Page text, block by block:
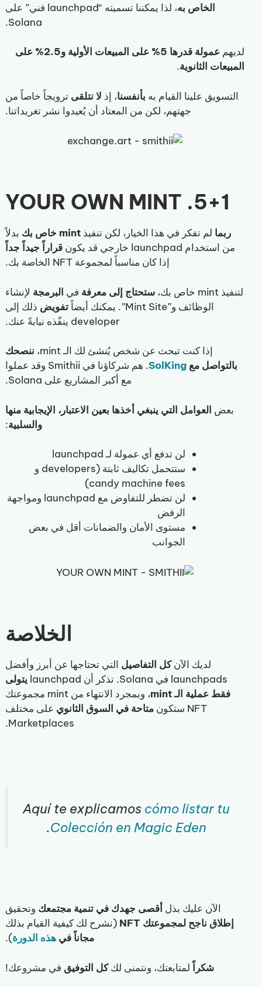
الخاص به
، لذا يمكننا تسميته “launchpad فني” على
Solana.
لديهم
عمولة قدرها 5% على المبيعات الأولية و2.5% على
المبيعات الثانوية.
التسويق علينا القيام به بأنفسنا، إذ لا نتلقى ترويجاً خاصاً من
جهتهم، لكن من المعتاد أن يُعيدوا نشر تغريداتنا.
5+1. YOUR OWN MINT
ربما لم تفكر في هذا الخيار، لكن تنفيذ mint خاص بك
بدلاً
من استخدام launchpad خارجي قد يكون
قراراً جيداً جداً
إذا كان مناسباً لمجموعة NFT الخاصة بك.
لتنفيذ mint خاص بك، ستحتاج إلى معرفة في البرمجة لإنشاء
الوظائف و”Mint Site”. يمكنك أيضاً
تفويض ذلك إلى
developer ينفّذه نيابةً عنك.
إذا كنت تبحث عن شخص يُنشئ لك الـ mint،
ننصحك
بالتواصل مع SolKing
. هم شركاؤنا في Smithii وقد عملوا
مع أكبر المشاريع على Solana.
بعض العوامل التي ينبغي أخذها بعين الاعتبار، الإيجابية منها
والسلبية:
لن تدفع أي عمولة لـ launchpad
ستتحمل تكاليف ثابتة (developers و
candy machine fees)
لن تضطر للتفاوض مع launchpad ومواجهة
الرفض
مستوى الأمان والضمانات أقل في بعض
الجوانب
الخلاصة
لديك الآنكل التفاصيل التي تحتاجها عن أبرز وأفضل
launchpads في Solana. تذكر أن launchpad
يتولى
فقط عملية الـ mint
، وبمجرد الانتهاء من mint مجموعتك
NFT ستكون
متاحة في السوق الثانوي على مختلف
Marketplaces.
Aquí te explicamos cómo listar tu
Colección en Magic Eden
.
الآن عليك بذل أقصى جهدك في تنمية مجتمعك وتحقيق
إطلاق ناجح لمجموعتك NFT
(نشرح لك كيفية القيام بذلك
مجاناً في هذه الدورة).
شكراًلمتابعتك، ونتمنى لككل التوفيق في مشروعك!